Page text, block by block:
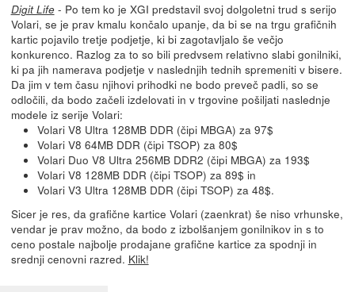
Digit Life- Po tem ko je XGI predstavil svoj dolgoletni trud s serijo
Volari, se je prav kmalu končalo upanje, da bi se na trgu grafičnih
kartic pojavilo tretje podjetje, ki bi zagotavljalo še večjo
konkurenco. Razlog za to so bili predvsem relativno slabi gonilniki,
ki pa jih namerava podjetje v naslednjih tednih spremeniti v bisere.
Da jim v tem času njihovi prihodki ne bodo preveč padli, so se
odločili, da bodo začeli izdelovati in v trgovine pošiljati naslednje
modele iz serije Volari:
Volari V8 Ultra 128MB DDR (čipi MBGA) za 97$
Volari V8 64MB DDR (čipi TSOP) za 80$
Volari Duo V8 Ultra 256MB DDR2 (čipi MBGA) za 193$
Volari V8 128MB DDR (čipi TSOP) za 89$ in
Volari V3 Ultra 128MB DDR (čipi TSOP) za 48$.
Sicer je res, da grafične kartice Volari (zaenkrat) še niso vrhunske,
vendar je prav možno, da bodo z izbolšanjem gonilnikov in s to
ceno postale najbolje prodajane grafične kartice za spodnji in
srednji cenovni razred. Klik!